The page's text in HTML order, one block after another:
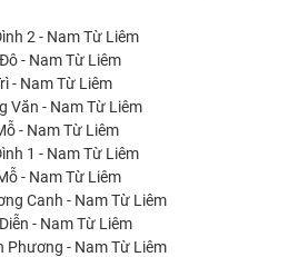
2 - Nam Từ Liêm
- Nam Từ Liêm
- Nam Từ Liêm
Văn - Nam Từ Liêm
- Nam Từ Liêm
1 - Nam Từ Liêm
- Nam Từ Liêm
Canh - Nam Từ Liêm
- Nam Từ Liêm
Phương - Nam Từ Liêm